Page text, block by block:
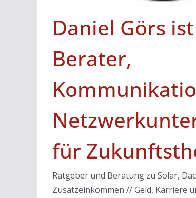
Daniel Görs ist
Berater,
für
Ratgeber und Beratung zu Solar,
Zusatzeinkommen // Geld, Karriere